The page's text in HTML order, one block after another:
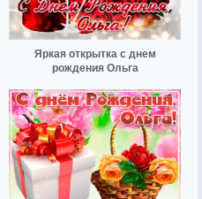
Яркая открытка с днем
рождения Ольга